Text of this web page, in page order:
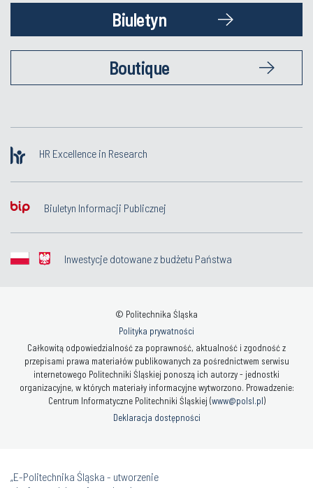
Biuletyn
Boutique
HR Excellence in Research
Biuletyn Informacji Publicznej
Inwestycje dotowane z budżetu Państwa
© Politechnika Śląska
Polityka prywatności
Całkowitą odpowiedzialność za poprawność, aktualność i zgodność z
przepisami prawa materiałów publikowanych za pośrednictwem serwisu
internetowego Politechniki Śląskiej ponoszą ich autorzy - jednostki
organizacyjne, w których materiały informacyjne wytworzono. Prowadzenie:
Centrum Informatyczne Politechniki Śląskiej (www@polsl.pl)
Deklaracja dostępności
„E-Politechnika Śląska - utworzenie